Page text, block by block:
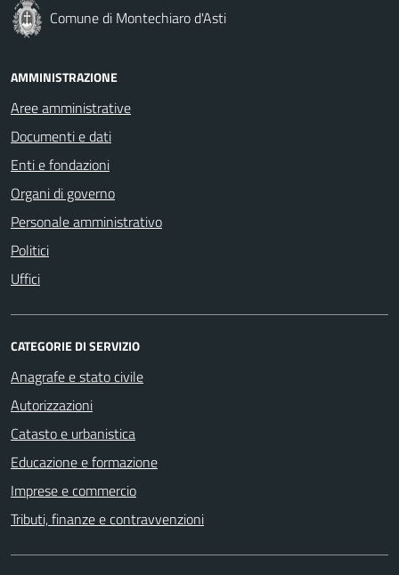
Comune di Montechiaro d'Asti
AMMINISTRAZIONE
Aree amministrative
Documenti e dati
Enti e fondazioni
Organi di governo
Personale amministrativo
Politici
Uffici
CATEGORIE DI SERVIZIO
Anagrafe e stato civile
Autorizzazioni
Catasto e urbanistica
Educazione e formazione
Imprese e commercio
Tributi, finanze e contravvenzioni